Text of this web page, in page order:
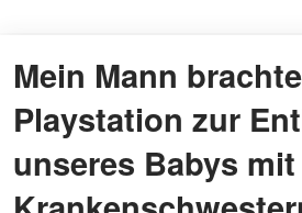
Mein Mann
Playstation zur
unseres Babys